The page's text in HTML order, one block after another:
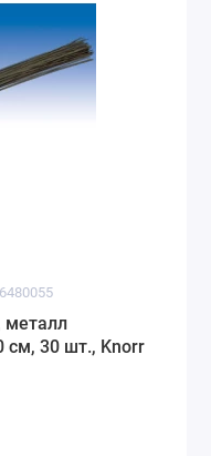
металл
см, 30 шт., Knorr